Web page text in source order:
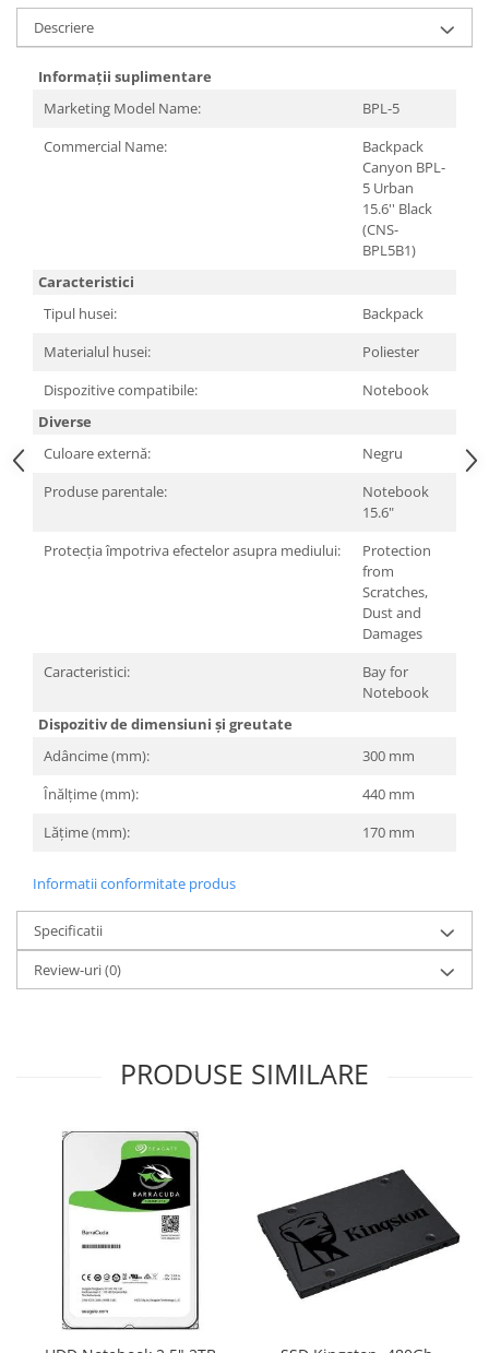
Servere
Printing
Imprimante
TV, Multimedia & Electronice
Multimedia
Foto & Video
Cloud si Aplicatii SaaS
Sisteme Videoconferinta
Antivirus
Descriere
Informații suplimentare
Marketing Model Name:
BPL-5
Commercial Name:
Backpack
Canyon BPL-
5 Urban
15.6'' Black
(CNS-
BPL5B1)
Caracteristici
Tipul husei:
Backpack
Materialul husei:
Poliester
Dispozitive compatibile:
Notebook
Diverse
Culoare externă:
Negru
Produse parentale:
Notebook
15.6"
Protecția împotriva efectelor asupra mediului:
Protection
from
Scratches,
Dust and
Damages
Caracteristici:
Bay for
Notebook
Dispozitiv de dimensiuni și greutate
Adâncime (mm):
300 mm
Înălțime (mm):
440 mm
Lățime (mm):
170 mm
Informatii conformitate produs
Specificatii
Review-uri(0)
PRODUSE SIMILARE